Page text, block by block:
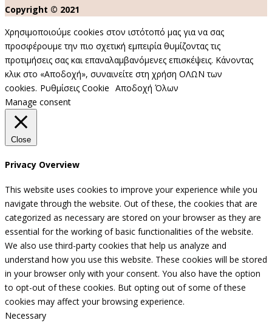
Copyright © 2021
Χρησιμοποιούμε cookies στον ιστότοπό μας για να σας
προσφέρουμε την πιο σχετική εμπειρία θυμίζοντας τις
προτιμήσεις σας και επαναλαμβανόμενες επισκέψεις. Κάνοντας
κλικ στο «Αποδοχή», συναινείτε στη χρήση ΟΛΩΝ των
cookies. Ρυθμίσεις Cookie Αποδοχή Όλων
Manage consent
Close
Privacy Overview
This website uses cookies to improve your experience while you
navigate through the website. Out of these, the cookies that are
categorized as necessary are stored on your browser as they are
essential for the working of basic functionalities of the website.
We also use third-party cookies that help us analyze and
understand how you use this website. These cookies will be stored
in your browser only with your consent. You also have the option
to opt-out of these cookies. But opting out of some of these
cookies may affect your browsing experience.
Necessary